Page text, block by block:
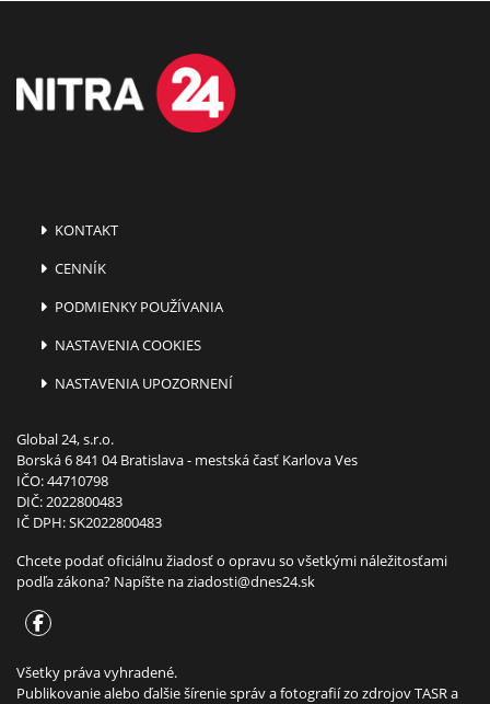
KONTAKT
CENNÍK
PODMIENKY POUŽÍVANIA
NASTAVENIA COOKIES
NASTAVENIA UPOZORNENÍ
Global 24, s.r.o.
Borská 6 841 04 Bratislava - mestská časť Karlova Ves
IČO: 44710798
DIČ: 2022800483
IČ DPH: SK2022800483
Chcete podať oficiálnu žiadosť o opravu so všetkými náležitosťami
podľa zákona? Napíšte naziadosti@dnes24.sk
Všetky práva vyhradené.
Publikovanie alebo ďalšie šírenie správ a fotografií zo zdrojov TASR a